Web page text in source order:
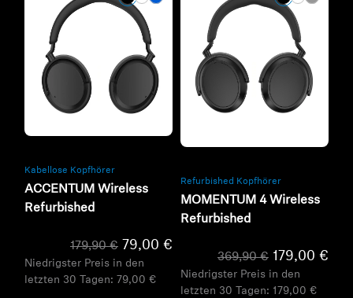
Kabellose Kopfhörer
ACCENTUM Wireless
Refurbished
179,90 € 79,00 €
Niedrigster Preis in den
letzten 30 Tagen: 79,00 €
Refurbished Kopfhörer
MOMENTUM 4 Wireless
Refurbished
369,90 € 179,00 €
Niedrigster Preis in den
letzten 30 Tagen: 179,00 €